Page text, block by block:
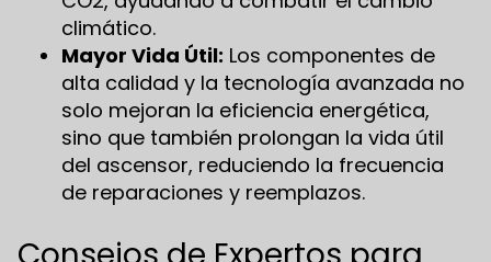
climático.
Mayor Vida Útil: Los componentes de
alta calidad y la tecnología avanzada no
solo mejoran la eficiencia energética,
sino que también prolongan la vida útil
del ascensor, reduciendo la frecuencia
de reparaciones y reemplazos.